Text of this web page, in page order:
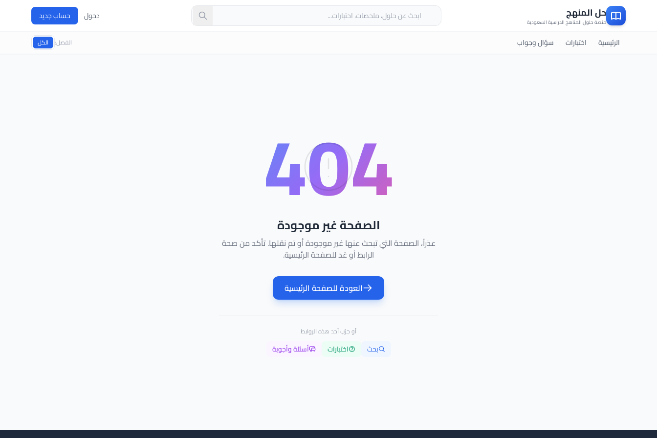
حل المنهج
منصة حلول المناهج الدراسية السعودية
بحث دخول حساب جديد
الرئيسية اختبارات سؤال وجواب الفصل: الكل
404
الصفحة غير موجودة
عذراً، الصفحة التي تبحث عنها غير موجودة أو تم نقلها. تأكد من صحة
الرابط أو عُد للصفحة الرئيسية.
العودة للصفحة الرئيسية
أو جرّب أحد هذه الروابط
بحث اختبارات أسئلة وأجوبة